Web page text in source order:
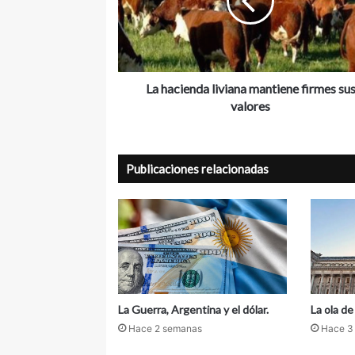
e
o
e
l
e
n
i
c
o
c
i
e
n
d
i
n
a
m
a
n
t
i
e
n
La hacienda liviana mantiene firmes sus
valores
Publicaciones relacionadas
La Guerra, Argentina y el dólar.
Hace 2 semanas
La ola
Hace